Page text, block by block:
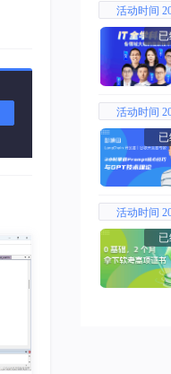
活动时间
活动时间
活动时间